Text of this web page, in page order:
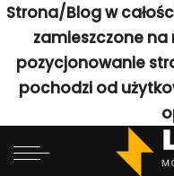
Strona/Blog w
zamieszczone na
pozycjonowanie
pochodzi od